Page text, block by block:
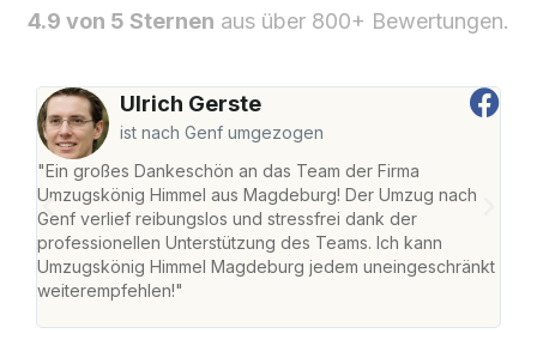
4.9 von 5 Sternen aus über 800+ Bewertungen.
Ulrich Gerste
ist nach Genf umgezogen
"Ein großes Dankeschön an das Team der Firma
Umzugskönig Himmel aus Magdeburg! Der Umzug nach
Genf verlief reibungslos und stressfrei dank der
professionellen Unterstützung des Teams. Ich kann
Umzugskönig Himmel Magdeburg jedem uneingeschränkt
weiterempfehlen!"